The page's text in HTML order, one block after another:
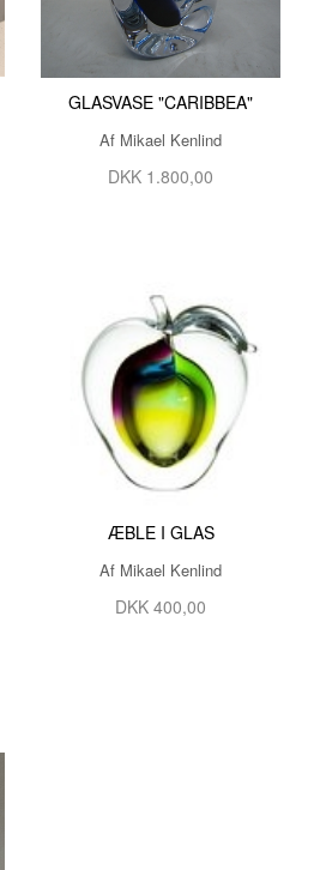
GLASVASE "CARIBBEA"
Af Mikael Kenlind
DKK 1.800,00
ÆBLE I GLAS
Af Mikael Kenlind
DKK 400,00